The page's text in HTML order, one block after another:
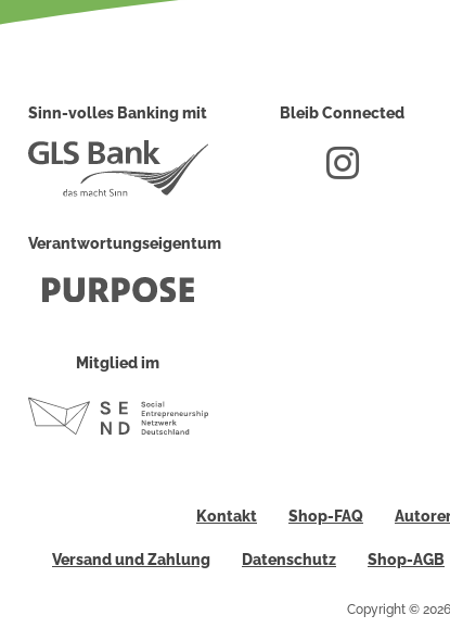
Deutsche
Sinn-volles Banking mit
Verantwortungseigentum
Mitglied im
Bleib Connected
Kontakt Shop-FAQ
Versand und Zahlung Datenschutz Shop-AGB
Copyright ©